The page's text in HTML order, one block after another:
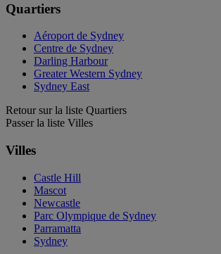
Quartiers
Aéroport de Sydney
Centre de Sydney
Darling Harbour
Greater Western Sydney
Sydney East
Retour sur la liste Quartiers
Passer la liste Villes
Villes
Castle Hill
Mascot
Newcastle
Parc Olympique de Sydney
Parramatta
Sydney